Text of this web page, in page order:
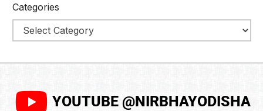
Categories
YOUTUBE @NIRBHAYODISHA